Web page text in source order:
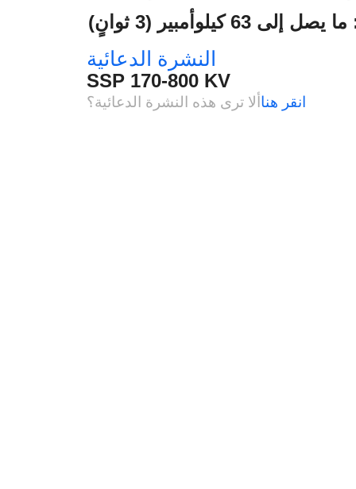
(3 ثوانٍ)
النشرة الدعائية
SSP 170-800 KV
ألا ترى هذه النشرة الدعائية؟ انقر هنا